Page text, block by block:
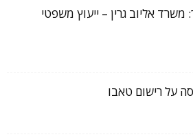
אליוב גרין – ייעוץ משפטי
על רישום טאבו